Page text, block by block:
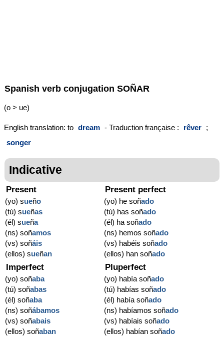
Spanish verb conjugation SOÑAR
(o > ue)
English translation: to dream - Traduction française : rêver ;
songer
Indicative
Present
(yo) sueño
(tú) sueñas
(él) sueña
(ns) soñamos
(vs) soñáis
(ellos) sueñan
Present perfect
(yo) he soñado
(tú) has soñado
(él) ha soñado
(ns) hemos soñado
(vs) habéis soñado
(ellos) han soñado
Imperfect
(yo) soñaba
(tú) soñabas
(él) soñaba
(ns) soñábamos
(vs) soñabais
(ellos) soñaban
Pluperfect
(yo) había soñado
(tú) habías soñado
(él) había soñado
(ns) habíamos soñado
(vs) habíais soñado
(ellos) habían soñado